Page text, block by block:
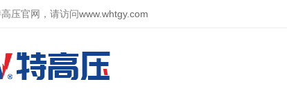
压官网，请访问www.whtgy.com